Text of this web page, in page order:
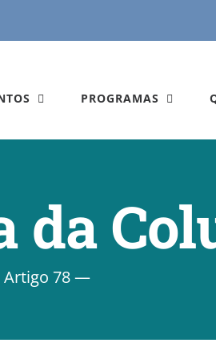
PROGRAMAS
da
78 —